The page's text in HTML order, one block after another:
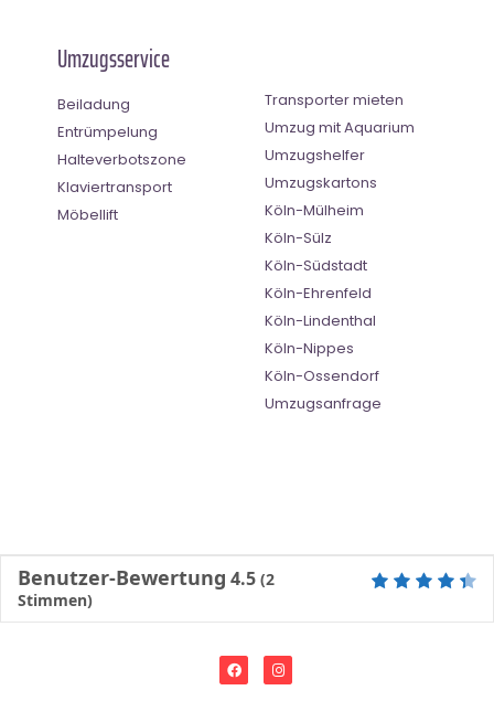
Umzugsservice
Beiladung
Entrümpelung
Halteverbotszone
Klaviertransport
Möbellift
Transporter mieten
Umzug mit Aquarium
Umzugshelfer
Umzugskartons
Köln-Mülheim
Köln-Sülz
Köln-Südstadt
Köln-Ehrenfeld
Köln-Lindenthal
Köln-Nippes
Köln-Ossendorf
Umzugsanfrage
Benutzer-Bewertung 4.5 (2
Stimmen)